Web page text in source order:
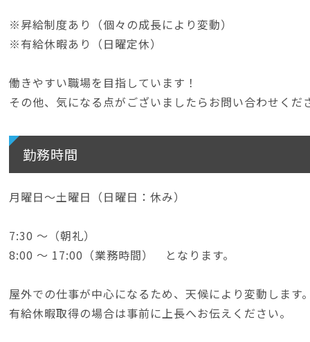
※昇給制度あり（個々の成長により変動）
※有給休暇あり（日曜定休）
働きやすい職場を目指しています！
その他、気になる点がございましたらお問い合わせくだ
勤務時間
月曜日～土曜日（日曜日：休み）
7:30 ～（朝礼）
8:00 ～ 17:00（業務時間） となります。
屋外での仕事が中心になるため、天候により変動します。
有給休暇取得の場合は事前に上長へお伝えください。